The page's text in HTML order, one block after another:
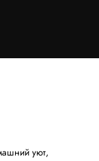
уют,